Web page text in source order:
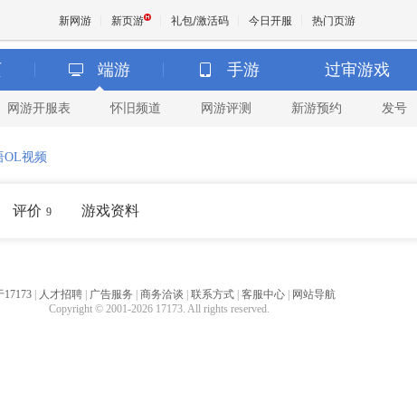
新网游 新页游 礼包/激活码 今日开服 热门页游
魔兽 DNF
端游 手游 过审游戏
网游开服表 怀旧频道 网游评测 新游预约 发号
OL视频
评价 9 游戏资料
17173 人才招聘 广告服务 商务洽谈 联系方式 客服中心
网站导航
Copyright © 2001-2026 17173. All rights reserved.